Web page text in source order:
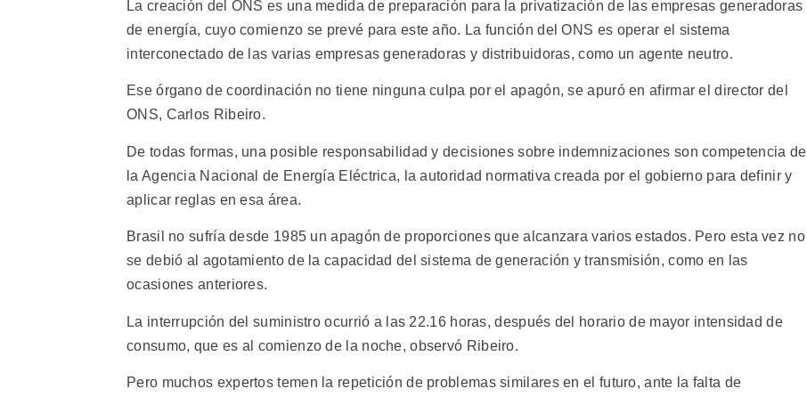
La creación del ONS es una medida de preparación para la privatización de las empresas generadoras
de energía, cuyo comienzo se prevé para este año. La función del ONS es operar el sistema
interconectado de las varias empresas generadoras y distribuidoras, como un agente neutro.
Ese órgano de coordinación no tiene ninguna culpa por el apagón, se apuró en afirmar el director del
ONS, Carlos Ribeiro.
De todas formas, una posible responsabilidad y decisiones sobre indemnizaciones son competencia de
la Agencia Nacional de Energía Eléctrica, la autoridad normativa creada por el gobierno para definir y
aplicar reglas en esa área.
Brasil no sufría desde 1985 un apagón de proporciones que alcanzara varios estados. Pero esta vez no
se debió al agotamiento de la capacidad del sistema de generación y transmisión, como en las
ocasiones anteriores.
La interrupción del suministro ocurrió a las 22.16 horas, después del horario de mayor intensidad de
consumo, que es al comienzo de la noche, observó Ribeiro.
Pero muchos expertos temen la repetición de problemas similares en el futuro, ante la falta de